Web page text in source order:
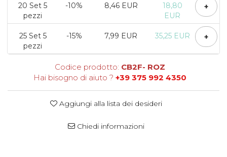
Scatole Personalizzate
Scatole Senza Finestra per Mini
Pasticcini
Supporti per Pasticcini
Vassoi in Cartone
Vassoi per Pasticcini e Torte
20 Set 5
pezzi
-10% 8,46 EUR
18,80
EUR
+
25Set 5
pezzi
-15% 7,99 EUR 35,25 EUR +
Codice prodotto: CB2F- ROZ
Hai bisogno di aiuto ? +39 375 992 4350
Aggiungi alla lista dei desideri
Chiedi informazioni